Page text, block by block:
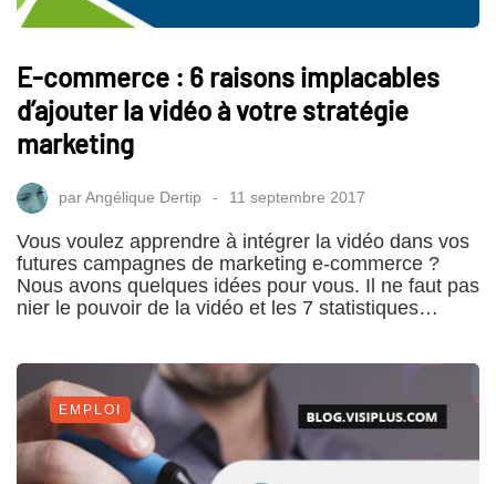
E-commerce : 6 raisons implacables
d’ajouter la vidéo à votre stratégie
marketing
parAngélique Dertip 11 septembre 2017
Vous voulez apprendre à intégrer la vidéo dans vos
futures campagnes de marketing e-commerce ?
Nous avons quelques idées pour vous. Il ne faut pas
nier le pouvoir de la vidéo et les 7 statistiques…
EMPLOI